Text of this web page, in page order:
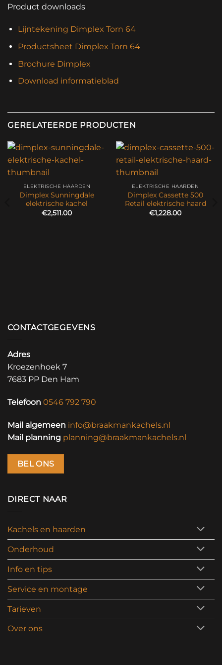
Product downloads
Lijntekening Dimplex Torn 64
Productsheet Dimplex Torn 64
Brochure Dimplex
Download informatieblad
GERELATEERDE PRODUCTEN
ELEKTRISCHE HAARDEN
Dimplex Sunningdale
elektrische kachel
€2,511.00
ELEKTRISCHE HAARDEN
Dimplex Cassette 500
Retail elektrische haard
€1,228.00
CONTACTGEGEVENS
Adres
Kroezenhoek 7
7683 PP Den Ham
Telefoon 0546 792 790
Mail algemeen info@braakmankachels.nl
Mail planning planning@braakmankachels.nl
BEL ONS
DIRECT NAAR
Kachels en haarden
Onderhoud
Info en tips
Service en montage
Tarieven
Over ons